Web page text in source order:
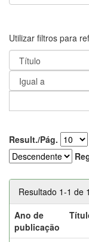
Utilizar filtros para
Result./Pág.
Resultado 1-1 de
Ano de
publicação